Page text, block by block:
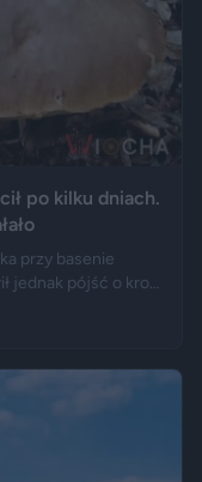
po kilku dniach.
przy basenie
jednak pójść o krok
i odkrył, że